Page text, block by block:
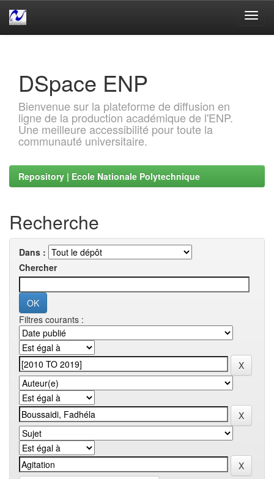
DSpace ENP
Bienvenue sur la plateforme de diffusion en
ligne de la production académique de l'ENP.
Une meilleure accessibilité pour toute la
communauté universitaire.
Repository | Ecole Nationale Polytechnique
Recherche
Dans :
Chercher
Filtres courants :